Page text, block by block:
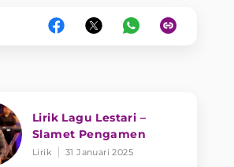
Lirik Lagu Lestari –
Slamet Pengamen
Lirik 31 Januari 2025